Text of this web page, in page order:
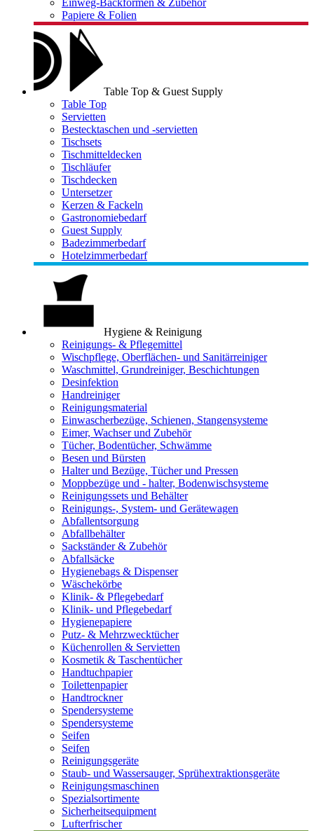
Einweg-Backformen & Zubehör
Papiere & Folien
Table Top & Guest Supply
Table Top
Servietten
Bestecktaschen und -servietten
Tischsets
Tischmitteldecken
Tischläufer
Tischdecken
Untersetzer
Kerzen & Fackeln
Gastronomiebedarf
Guest Supply
Badezimmerbedarf
Hotelzimmerbedarf
Hygiene & Reinigung
Reinigungs- & Pflegemittel
Wischpflege, Oberflächen- und Sanitärreiniger
Waschmittel, Grundreiniger, Beschichtungen
Desinfektion
Handreiniger
Reinigungsmaterial
Einwascherbezüge, Schienen, Stangensysteme
Eimer, Wachser und Zubehör
Tücher, Bodentücher, Schwämme
Besen und Bürsten
Halter und Bezüge, Tücher und Pressen
Moppbezüge und - halter, Bodenwischsysteme
Reinigungssets und Behälter
Reinigungs-, System- und Gerätewagen
Abfallentsorgung
Abfallbehälter
Sackständer & Zubehör
Abfallsäcke
Hygienebags & Dispenser
Wäschekörbe
Klinik- & Pflegebedarf
Klinik- und Pflegebedarf
Hygienepapiere
Putz- & Mehrzwecktücher
Küchenrollen & Servietten
Kosmetik & Taschentücher
Handtuchpapier
Toilettenpapier
Handtrockner
Spendersysteme
Spendersysteme
Seifen
Seifen
Reinigungsgeräte
Staub- und Wassersauger, Sprühextraktionsgeräte
Reinigungsmaschinen
Spezialsortimente
Sicherheitsequipment
Lufterfrischer